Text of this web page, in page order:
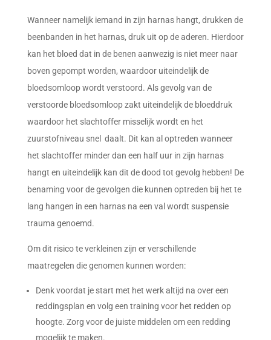
Wanneer namelijk iemand in zijn harnas hangt, drukken de
beenbanden in het harnas, druk uit op de aderen. Hierdoor
kan het bloed dat in de benen aanwezig is niet meer naar
boven gepompt worden, waardoor uiteindelijk de
bloedsomloop wordt verstoord. Als gevolg van de
verstoorde bloedsomloop zakt uiteindelijk de bloeddruk
waardoor het slachtoffer misselijk wordt en het
zuurstofniveau snel daalt. Dit kan al optreden wanneer
het slachtoffer minder dan een half uur in zijn harnas
hangt en uiteindelijk kan dit de dood tot gevolg hebben! De
benaming voor de gevolgen die kunnen optreden bij het te
lang hangen in een harnas na een val wordt suspensie
trauma genoemd.
Om dit risico te verkleinen zijn er verschillende
maatregelen die genomen kunnen worden:
Denk voordat je start met het werk altijd na over een
reddingsplan en volg een training voor het redden op
hoogte. Zorg voor de juiste middelen om een redding
mogelijk te maken.